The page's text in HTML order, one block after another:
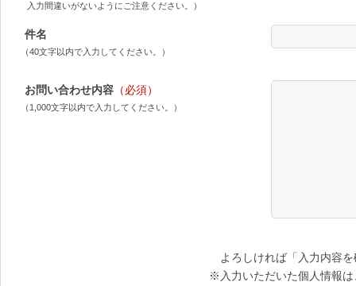
入力間違いがないようにご注意ください。）
件名
（40文字以内で入力してください。）
お問い合わせ内容 （必須）
（1,000文字以内で入力してください。）
よろしければ「入力内容
※入力いただいた個人情報